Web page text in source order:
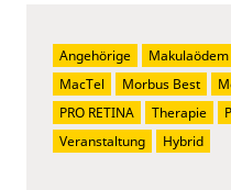
Angehörige Makulaödem
MacTel
Morbus Best
PRO RETINA
Therapie
Veranstaltung
Hybrid